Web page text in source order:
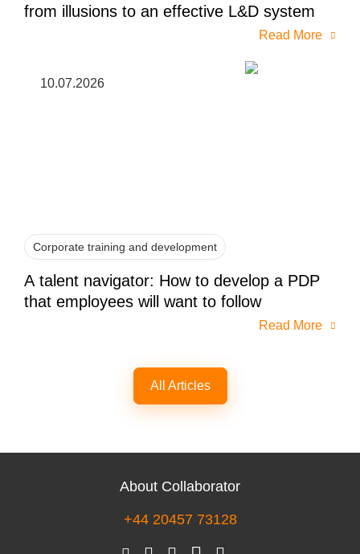
from illusions to an effective L&D system
Read More
10.07.2026
Corporate training and development
A talent navigator: How to develop a PDP
that employees will want to follow
Read More
All Articles
About Collaborator
+44 20457 73128